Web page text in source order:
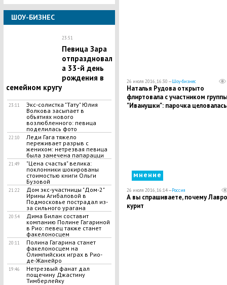
ШОУ-БИЗНЕС
23:51
Певица Зара
отпраздновал
а 33-й день
рождения в
семейном кругу
23:11
Экс-солистка "Тату" Юлия
Волкова засыпает в
объятиях нового
возлюбленного: певица
поделилась фото
22:10
Леди Гага тяжело
переживает разрыв с
женихом: нетрезвая певица
была замечена папарацци
21:49
"Цена счастья" велика:
поклонники шокированы
стоимостью книги Ольги
Бузовой
21:22
Дом экс-участницы "Дом-2"
Ирины Агибаловой в
Подмосковье пострадал из-
за сильного урагана
20:54
Дима Билан составит
компанию Полине Гагариной
в Рио: певец также станет
факелоносцем
20:11
Полина Гагарина станет
факелоносцем на
Олимпийских играх в Рио-
де-Жанейро
19:46
Нетрезвый фанат дал
пощечину Джастину
Тимберлейку
26 июля 2016, 16:30 —Шоу-бизнес
Наталья Рудова открыто
флиртовала с участником группы
"Иванушки": парочка
мнение
26 июля 2016, 16:14 —Россия
А вы спрашиваете, почему
курит